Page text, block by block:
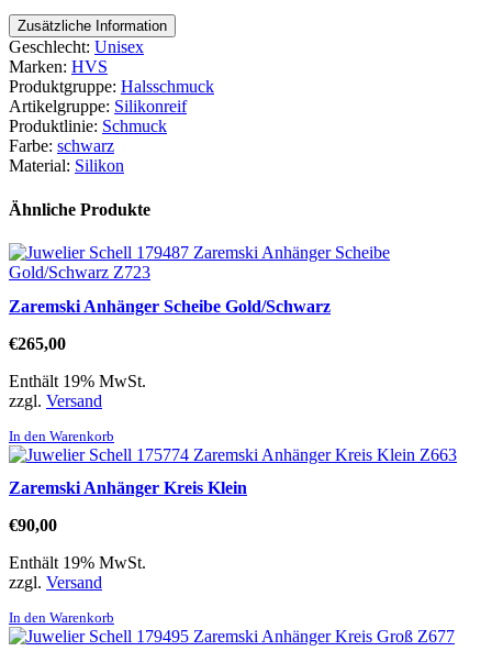
Zusätzliche Information
Geschlecht: Unisex
Marken: HVS
Produktgruppe: Halsschmuck
Artikelgruppe: Silikonreif
Produktlinie: Schmuck
Farbe: schwarz
Material: Silikon
Ähnliche Produkte
Zaremski Anhänger Scheibe Gold/Schwarz
€265,00
Enthält 19% MwSt.
zzgl. Versand
In den Warenkorb
Zaremski Anhänger Kreis Klein
€90,00
Enthält 19% MwSt.
zzgl. Versand
In den Warenkorb